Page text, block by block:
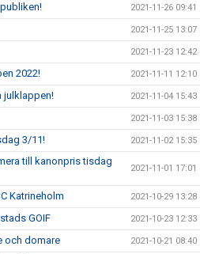
2021-11-26 09:41
2021-11-25 13:07
2021-11-23 12:42
2022! 2021-11-11 12:10
julklappen! 2021-11-04 15:43
2021-11-03 15:38
3/11! 2021-11-02 15:35
till kanonpris tisdag
2021-11-01 17:01
Katrineholm 2021-10-29 13:28
GOIF 2021-10-23 12:33
och domare 2021-10-21 08:40